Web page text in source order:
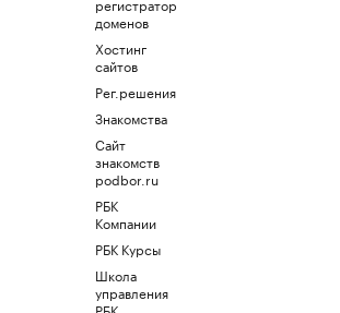
доменов
Хостинг
сайтов
Рег.решения
Знакомства
Сайт
знакомств
podbor.ru
РБК
Компании
РБК Курсы
Школа
управления